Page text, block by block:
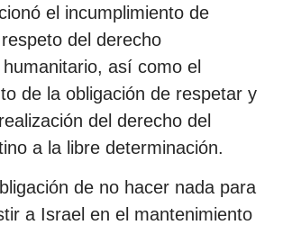
el incumplimiento de
del derecho
así como el
de la obligación de respetar y
del derecho del
a la libre determinación.
de no hacer nada para
a Israel en el mantenimiento